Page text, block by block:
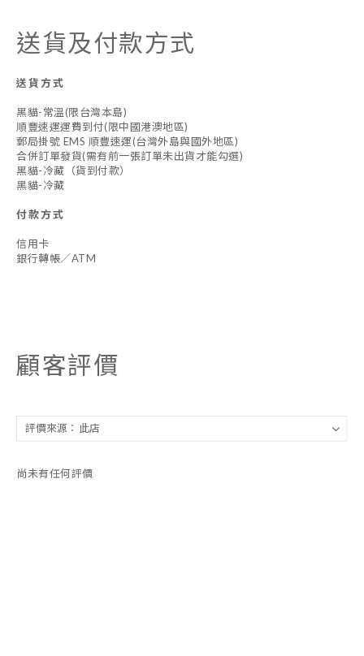
送貨及付款方式
送貨方式
黑貓-常溫(限台灣本島)
順豐速運運費到付(限中國港澳地區)
郵局掛號 EMS 順豐速運(台灣外島與國外地區)
合併訂單發貨(需有前一張訂單未出貨才能勾選)
黑貓-冷藏（貨到付款）
黑貓-冷藏
付款方式
信用卡
銀行轉帳／ATM
顧客評價
尚未有任何評價